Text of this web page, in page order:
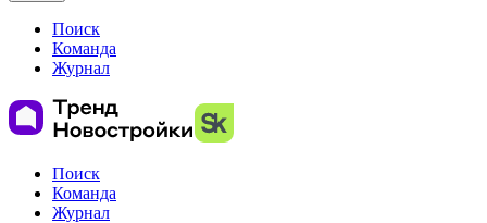
Поиск
Команда
Журнал
Поиск
Команда
Журнал